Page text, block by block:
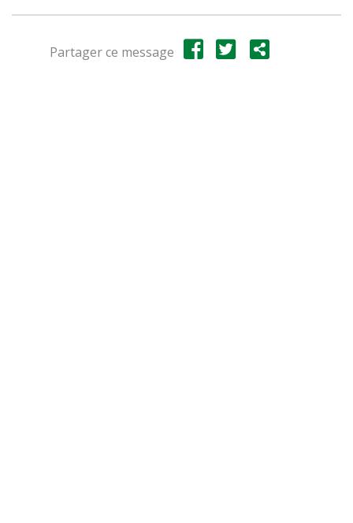
Partager ce message